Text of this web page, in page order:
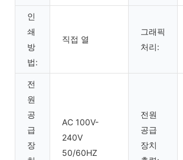
인
쇄
방
법:
직접 열
그래픽
처리:
전
원
공
급
장
AC 100V-
240V
50/60HZ
전원
공급
장치